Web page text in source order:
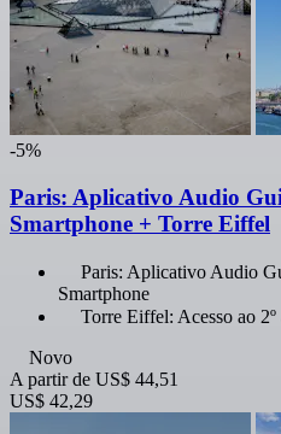
-5%
Paris: Aplicativo Audio
Smartphone + Torre Eiffel
Paris: Aplicativo Audio
Smartphone
Torre Eiffel: Acesso ao
Novo
A partir de US$ 44,51
US$ 42,29